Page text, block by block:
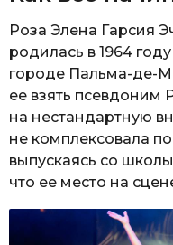
Роза Элена Гарсия
родилась в 1964
городе Пальма-де-
ее взять псевдоним
на нестандартную
не комплексовала
выпускаясь со
что ее место на